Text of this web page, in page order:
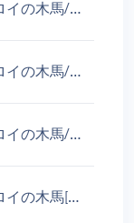
トロイの木馬/MSExcel.Agent
トロイの木馬/Win32.Boht.akq
トロイの木馬/MSOffice.gen
トロイの木馬[ダウンローダー]/Win32.Agentb